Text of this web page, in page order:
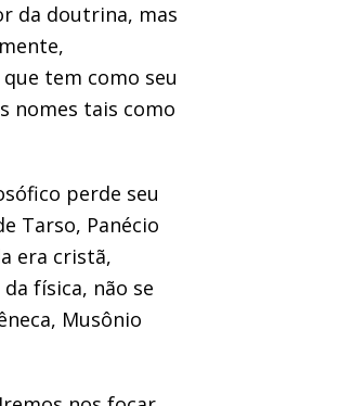
da doutrina, mas
tem como seu
nomes tais como
perde seu
Tarso, Panécio
era cristã,
física, não se
Musônio